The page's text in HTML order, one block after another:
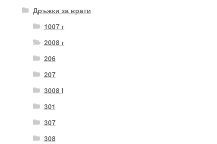
Дръжки за врати
1007 г
2008 г
206
207
3008 I
301
307
308